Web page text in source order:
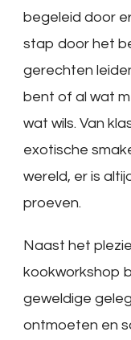
begeleid door
stap door het
gerechten
bent of al wat
wat wils. Van
exotische
wereld, er is
proeven.
Naast het
kookworkshop
geweldige
ontmoeten en